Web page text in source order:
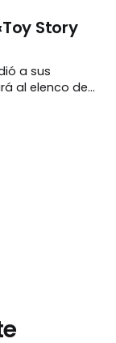
Story
a sus
al elenco de
su voz